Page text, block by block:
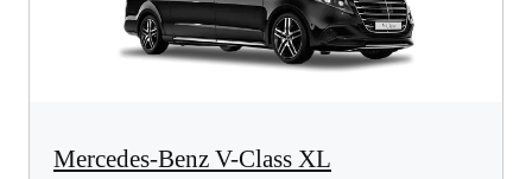
Mercedes-Benz V-Class XL